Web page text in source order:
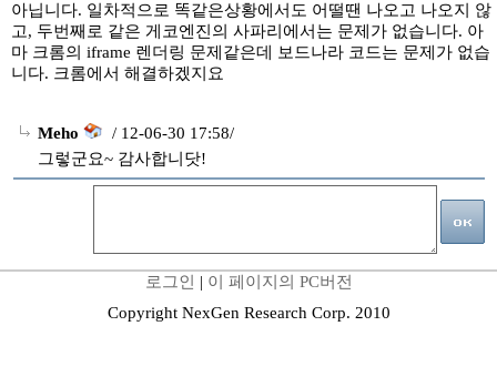
아닙니다. 일차적으로 똑같은상황에서도 어떨땐 나오고 나오지 않
고, 두번째로 같은 게코엔진의 사파리에서는 문제가 없습니다. 아
마 크롬의 iframe 렌더링 문제같은데 보드나라 코드는 문제가 없습
니다. 크롬에서 해결하겠지요
Meho
/ 12-06-30 17:58/
그렇군요~ 감사합니닷!
로그인 | 이 페이지의 PC버전
Copyright NexGen Research Corp. 2010